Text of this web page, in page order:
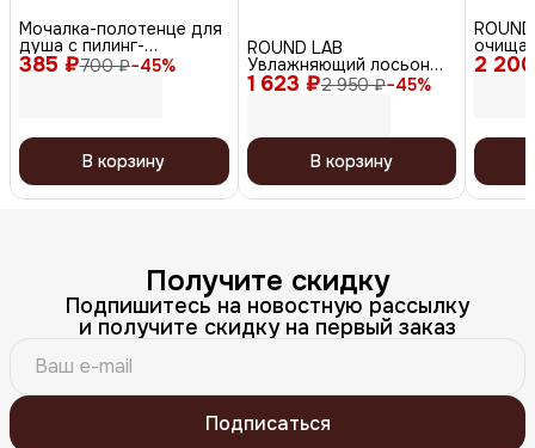
385 ₽700 ₽−45%
Мочалка-полотенце для
душа с пилинг-
эффектом / Basic Long
Exfoliating Towel,
В корзину
1 623 ₽2 950 ₽−45%
ROUND LAB
Увлажняющий лосьон
для лица / 1025 Dokdo
lotion, 200 мл
В корзину
2
водой
Получите скидку
Подпишитесь на новостную рассылку
и получите скидку на первый заказ
Подписаться